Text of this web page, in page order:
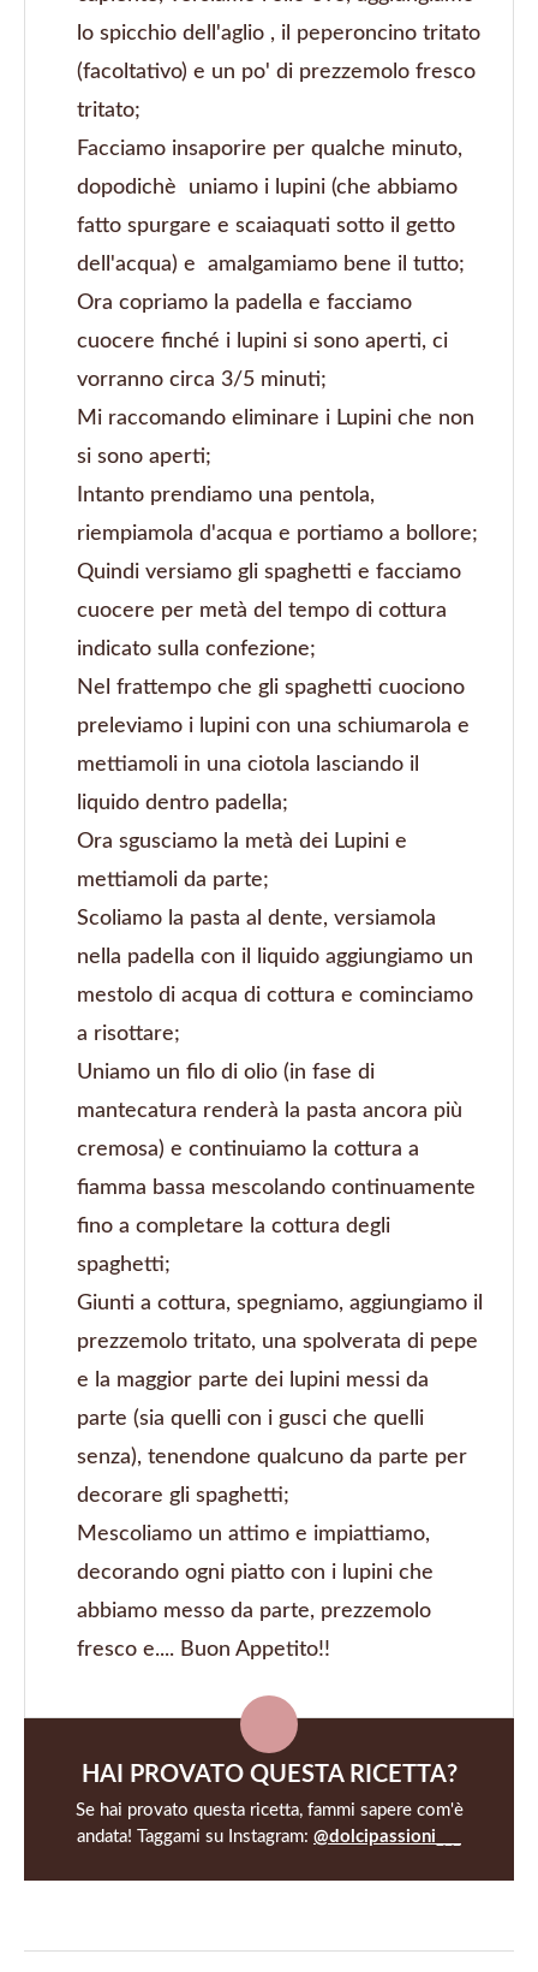
lo spicchio dell'aglio , il peperoncino tritato
(facoltativo) e un po' di prezzemolo fresco
tritato;
Facciamo insaporire per qualche minuto,
dopodichè uniamo i lupini (che abbiamo
fatto spurgare e scaiaquati sotto il getto
dell'acqua) e amalgamiamo bene il tutto;
Ora copriamo la padella e facciamo
cuocere finché i lupini si sono aperti, ci
vorranno circa 3/5 minuti;
Mi raccomando eliminare i Lupini che non
si sono aperti;
Intanto prendiamo una pentola,
riempiamola d'acqua e portiamo a bollore;
Quindi versiamo gli spaghetti e facciamo
cuocere per metà del tempo di cottura
indicato sulla confezione;
Nel frattempo che gli spaghetti cuociono
preleviamo i lupini con una schiumarola e
mettiamoli in una ciotola lasciando il
liquido dentro padella;
Ora sgusciamo la metà dei Lupini e
mettiamoli da parte;
Scoliamo la pasta al dente, versiamola
nella padella con il liquido aggiungiamo un
mestolo di acqua di cottura e cominciamo
a risottare;
Uniamo un filo di olio (in fase di
mantecatura renderà la pasta ancora più
cremosa) e continuiamo la cottura a
fiamma bassa mescolando continuamente
fino a completare la cottura degli
spaghetti;
Giunti a cottura, spegniamo, aggiungiamo il
prezzemolo tritato, una spolverata di pepe
e la maggior parte dei lupini messi da
parte (sia quelli con i gusci che quelli
senza), tenendone qualcuno da parte per
decorare gli spaghetti;
Mescoliamo un attimo e impiattiamo,
decorando ogni piatto con i lupini che
abbiamo messo da parte, prezzemolo
fresco e.... Buon Appetito!!
HAI PROVATO QUESTA RICETTA?
Se hai provato questa ricetta, fammi sapere com'è
andata! Taggami su Instagram: @dolcipassioni___